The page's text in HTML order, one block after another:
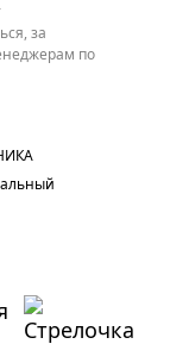
за
по